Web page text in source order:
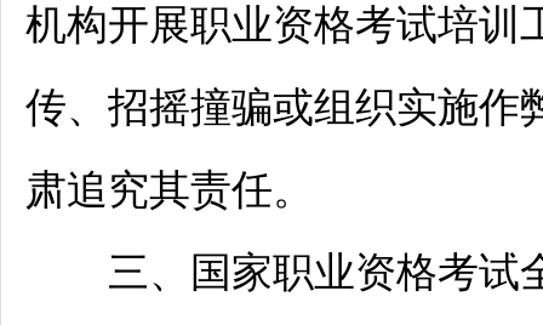
机构开展职业资格考试培训
传、招摇撞骗或组织实施作
肃追究其责任。
三、国家职业资格考试